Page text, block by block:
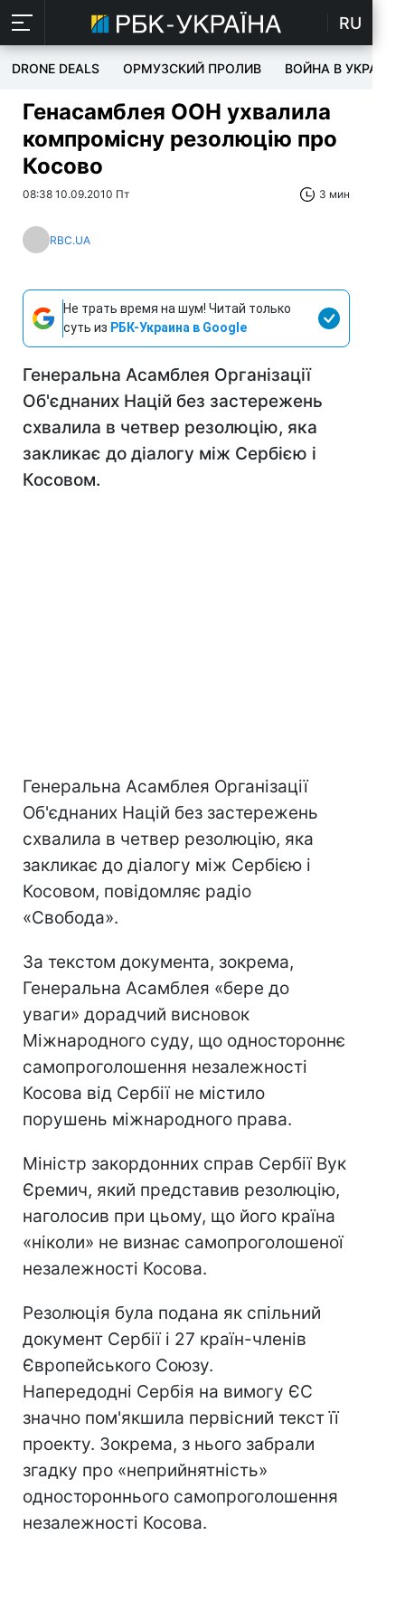
RU
DRONE DEALS ОРМУЗСКИЙ ПРОЛИВ ВОЙНА В УКРАИНЕ
Генасамблея ООН ухвалила
компромісну резолюцію про
Косово
08:38 10.09.2010 Пт 3 мин
RBC.UA
Не трать время на шум! Читай только
суть из РБК-Украина в Google
Генеральна Асамблея Організації
Об'єднаних Націй без застережень
схвалила в четвер резолюцію, яка
закликає до діалогу між Сербією і
Косовом.
Генеральна Асамблея Організації
Об'єднаних Націй без застережень
схвалила в четвер резолюцію, яка
закликає до діалогу між Сербією і
Косовом, повідомляє радіо
«Свобода».
За текстом документа, зокрема,
Генеральна Асамблея «бере до
уваги» дорадчий висновок
Міжнародного суду, що одностороннє
самопроголошення незалежності
Косова від Сербії не містило
порушень міжнародного права.
Міністр закордонних справ Сербії Вук
Єремич, який представив резолюцію,
наголосив при цьому, що його країна
«ніколи» не визнає самопроголошеної
незалежності Косова.
Резолюція була подана як спільний
документ Сербії і 27 країн-членів
Європейського Союзу.
Напередодні Сербія на вимогу ЄС
значно пом'якшила первісний текст її
проекту. Зокрема, з нього забрали
згадку про «неприйнятність»
одностороннього самопроголошення
незалежності Косова.